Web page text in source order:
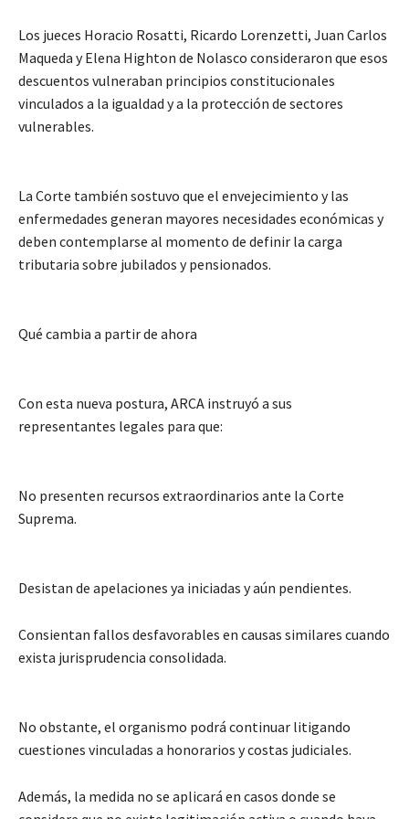
Los jueces Horacio Rosatti, Ricardo Lorenzetti, Juan Carlos
Maqueda y Elena Highton de Nolasco consideraron que esos
descuentos vulneraban principios constitucionales
vinculados a la igualdad y a la protección de sectores
vulnerables.
La Corte también sostuvo que el envejecimiento y las
enfermedades generan mayores necesidades económicas y
deben contemplarse al momento de definir la carga
tributaria sobre jubilados y pensionados.
Qué cambia a partir de ahora
Con esta nueva postura, ARCA instruyó a sus
representantes legales para que:
No presenten recursos extraordinarios ante la Corte
Suprema.
Desistan de apelaciones ya iniciadas y aún pendientes.
Consientan fallos desfavorables en causas similares cuando
exista jurisprudencia consolidada.
No obstante, el organismo podrá continuar litigando
cuestiones vinculadas a honorarios y costas judiciales.
Además, la medida no se aplicará en casos donde se